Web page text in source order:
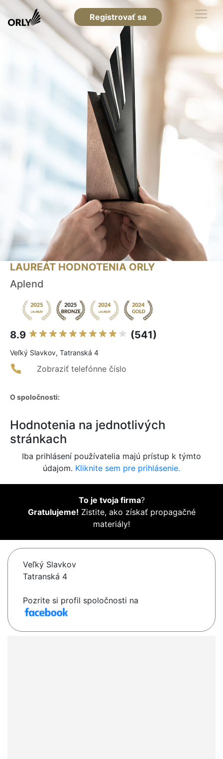
Registrovať sa
LAUREÁT HODNOTENIA ORLY
Aplend
8.9 (541)
Veľký Slavkov, Tatranská 4
Zobraziť telefónne číslo
O spoločnosti:
Hodnotenia na jednotlivých
stránkach
Iba prihlásení používatelia majú prístup k týmto
údajom. Kliknite sem pre prihlásenie.
To je tvoja firma?
Gratulujeme! Zistite, ako získať propagačné
materiály!
Veľký Slavkov
Tatranská 4
Pozrite si profil spoločnosti na